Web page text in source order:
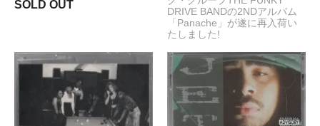
SOLD OUT
DRIVE BANDの2NDアルバム
「Panache」が遂に再入荷い
たしました!